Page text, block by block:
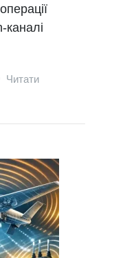
каналі
Читати